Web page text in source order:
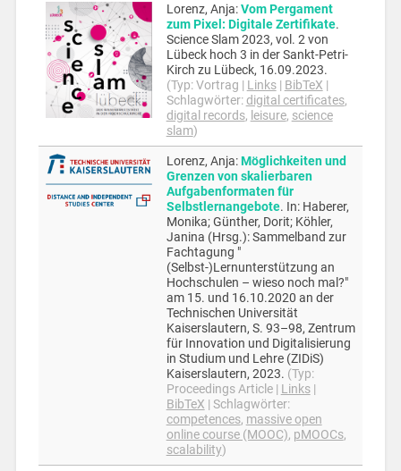
Lorenz, Anja:Vom Pergament
zum Pixel: Digitale Zertifikate.
Science Slam 2023, vol. 2 von
Lübeck hoch 3 in der Sankt-Petri-
Kirch zu Lübeck, 16.09.2023.
(Typ:Vortrag | Links| BibTeX |
Schlagwörter:digital certificates,
digital records, leisure, science
slam)
Lorenz, Anja:Möglichkeiten und
Grenzen von skalierbaren
Aufgabenformaten für
Selbstlernangebote. In: Haberer,
Monika; Günther, Dorit; Köhler,
Janina (Hrsg.):Sammelband zur
Fachtagung "
(Selbst-)Lernunterstützung an
Hochschulen – wieso noch mal?"
am 15. und 16.10.2020 an der
Technischen Universität
Kaiserslautern, S. 93–98, Zentrum
für Innovation und Digitalisierung
in Studium und Lehre (ZIDiS)
Kaiserslautern, 2023. (Typ:
Proceedings Article| Links|
BibTeX | Schlagwörter:
competences, massive open
online course (MOOC), pMOOCs,
scalability)